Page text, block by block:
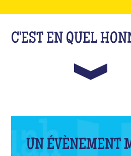
C'EST EN QUEL
UN ÉVÈNEMENT